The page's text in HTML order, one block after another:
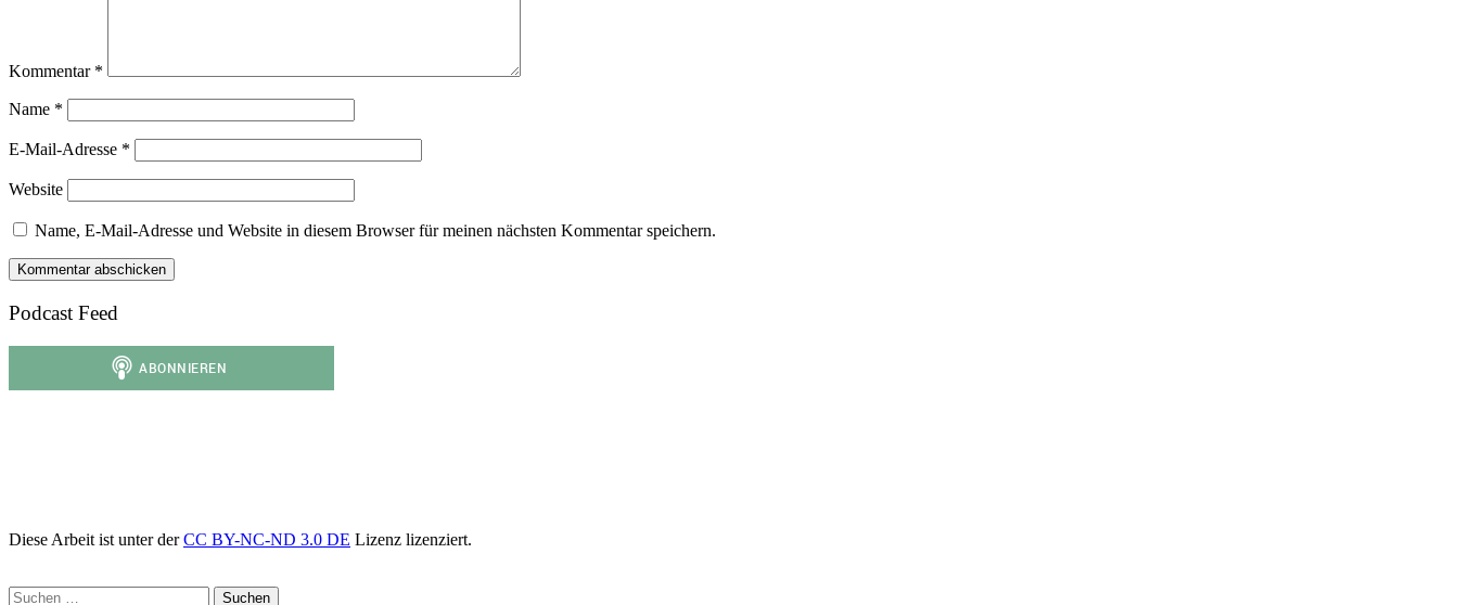
Kommentar *
Name *
E-Mail-Adresse *
Website
Name, E-Mail-Adresse und Website in diesem Browser für meinen nächsten Kommentar speichern.
Podcast Feed
Diese Arbeit ist unter derCC BY-NC-ND 3.0 DE Lizenz lizenziert.
Suchen